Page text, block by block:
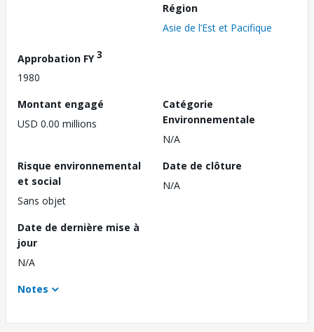
Région
Asie de l’Est et Pacifique
Approbation FY3
1980
Montant engagé
USD 0.00 millions
Catégorie
Environnementale
N/A
Risque environnemental
et social
Sans objet
Date de clôture
N/A
Date de dernière mise à
jour
N/A
Notes